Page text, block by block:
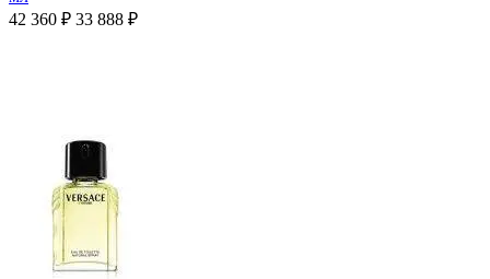
42 360 ₽ 33 888 ₽